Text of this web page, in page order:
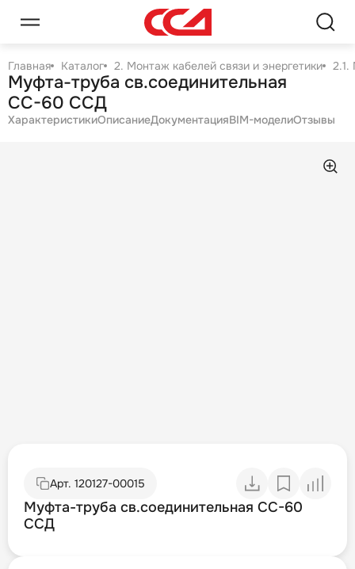
Главная Каталог 2. Монтаж кабелей связи и энергетики 2.1.
Муфта-труба св.соединительная
СС-60 ССД
ХарактеристикиОписаниеДокументацияBIM-моделиОтзывы
Арт. 120127-00015
Муфта-труба св.соединительная СС-60
ССД